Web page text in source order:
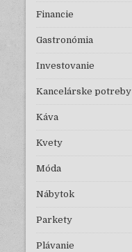
Financie
Gastronómia
Investovanie
Kancelárske potreby
Káva
Kvety
Móda
Nábytok
Parkety
Plávanie